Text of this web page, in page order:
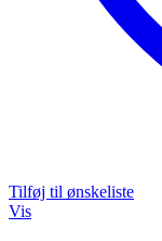
Tilføj til ønskeliste
Vis